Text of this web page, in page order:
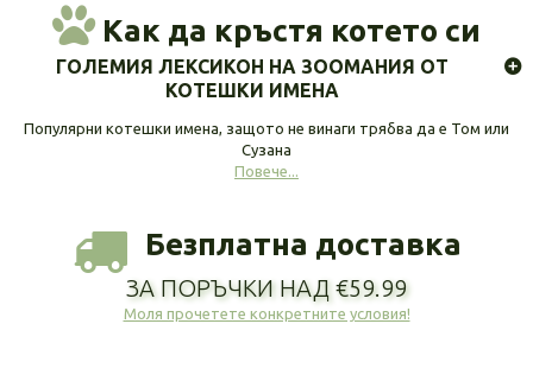
Как да кръстя котето си
ГОЛЕМИЯ ЛЕКСИКОН НА ЗООМАНИЯ ОТ
КОТЕШКИ ИМЕНА
Популярни котешки имена, защото не винаги трябва да е Том или
Сузана
Повече...
Безплатна доставка
ЗА ПОРЪЧКИ НАД €59.99
Моля прочетете конкретните условия!